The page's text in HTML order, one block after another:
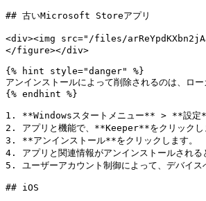
## 古いMicrosoft Storeアプリ
<div><img src="/files/
</figure></div>
{% hint style="danger" %}
アンインストールによって削除されるのは、ロ
{% endhint %}
1. **Windowsスタートメニュー** > **設定
2. アプリと機能で、**Keeper**をクリックし
3. **アンインストール**をクリックします。
4. アプリと関連情報がアンインストールされる
5. ユーザーアカウント制御によって、デバイ
## iOS